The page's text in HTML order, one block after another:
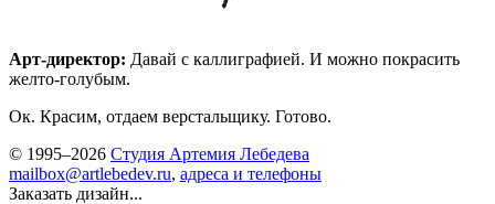
Арт-директор: Давай с каллиграфией. И можно покрасить
желто-голубым.
Ок. Красим, отдаем верстальщику. Готово.
© 1995–2026 Студия Артемия Лебедева
mailbox@artlebedev.ru, адреса и телефоны
Заказать дизайн...